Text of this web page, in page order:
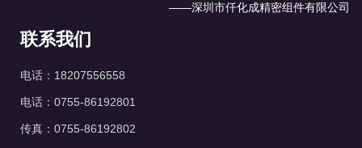
——深圳市仟化成精密组件有限公司
联系我们
电话：18207556558
电话：0755-86192801
传真：0755-86192802